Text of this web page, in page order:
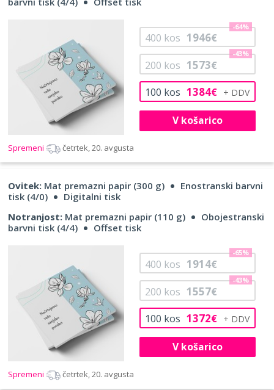
100 kos 1384€
200 kos 1573€
-43%
400 kos 1946€
-64%
V košarico
Spremeni četrtek, 20. avgusta
Ovitek: Mat premazni papir (300 g)
Enostranski barvni
tisk (4/0)
Digitalni tisk
Notranjost: Mat premazni papir (110 g)
Obojestranski
barvni tisk (4/4)
Offset tisk
100 kos 1372€
200 kos 1557€
-43%
400 kos 1914€
-65%
V košarico
Spremeni četrtek, 20. avgusta